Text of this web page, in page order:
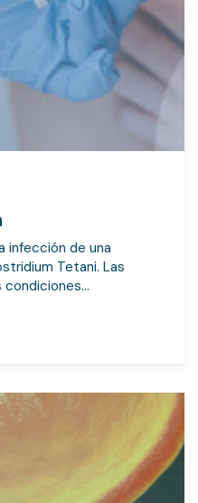
infección de una
Tetani. Las